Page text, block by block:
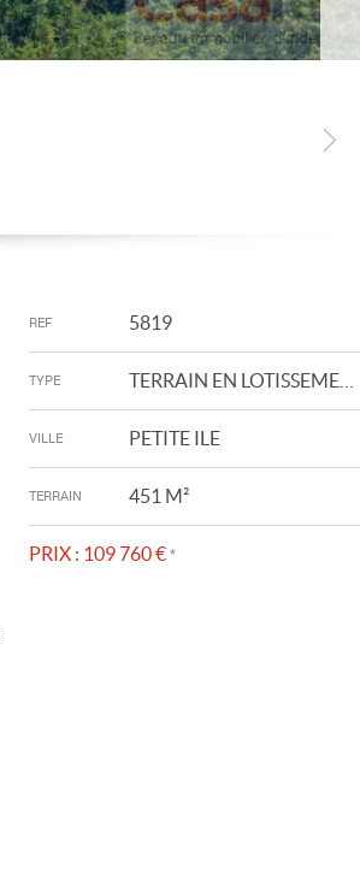
REF 5819
TYPE TERRAIN EN LOTISSEMENT
VILLE PETITE ILE
TERRAIN 451 M²
PRIX : 109 760 € *